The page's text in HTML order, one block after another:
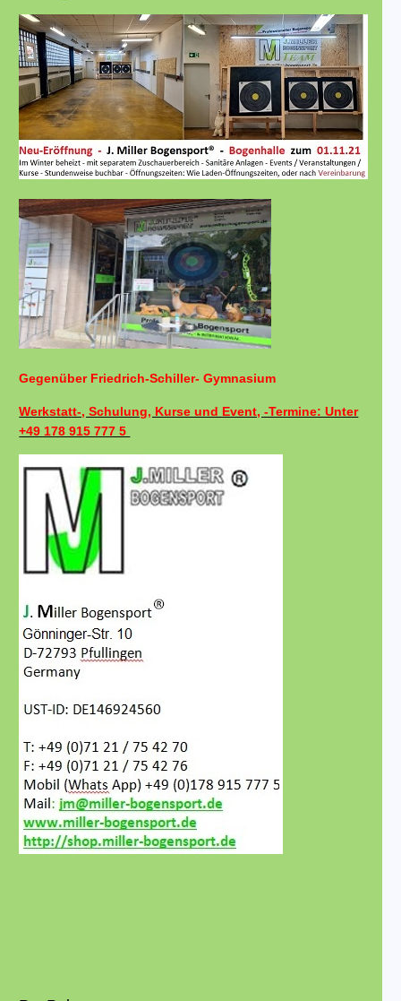
Gegenüber Friedrich-Schiller- Gymnasium
Werkstatt-, Schulung, Kurse und Event, -Termine: Unter
+49 178 915 777 5